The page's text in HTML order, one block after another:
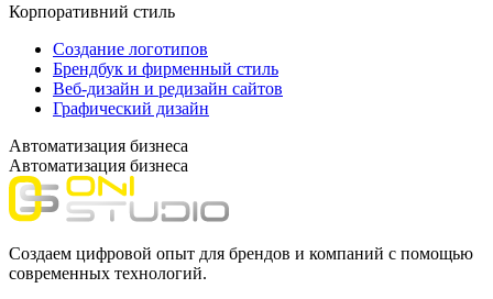
Корпоративний стиль
Создание логотипов
Брендбук и фирменный стиль
Веб-дизайн и редизайн сайтов
Графический дизайн
Автоматизация бизнеса
Автоматизация бизнеса
Создаем цифровой опыт для брендов и компаний с помощью
современных технологий.